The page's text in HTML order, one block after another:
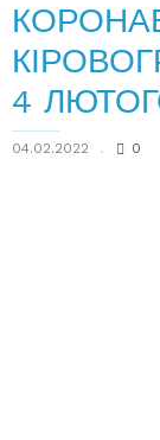
4
04.02.2022 0